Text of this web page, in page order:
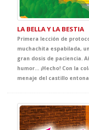
LA BELLA Y LA BESTIA
Primera lección de
muchachita espabilada,
gran dosis de paciencia.
humor... ¡Hecho! Con la